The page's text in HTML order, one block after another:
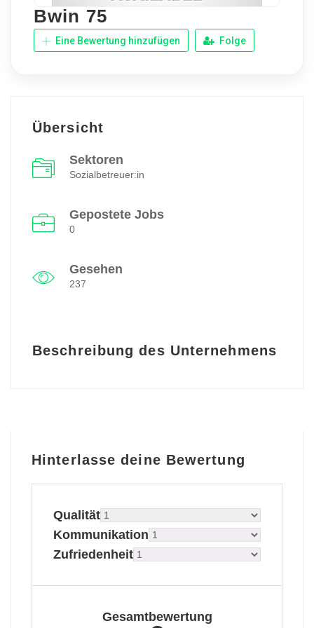
Bwin 75
Eine Bewertung hinzufügen Folge
Übersicht
Sektoren
Sozialbetreuer:in
Gepostete Jobs
0
Gesehen
237
Beschreibung des Unternehmens
Hinterlasse deine Bewertung
Qualität
Kommunikation
Zufriedenheit
Gesamtbewertung